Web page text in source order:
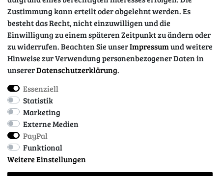
Impressum
Barrierefreiheitserklärung
Vertrag widerrufen
Zustimmung kann erteilt oder abgelehnt werden. Es
besteht das Recht, nicht einzuwilligen und die
Einwilligung zu einem späteren Zeitpunkt zu ändern oder
zu widerrufen. Beachten Sie unserImpressumund weitere
Hinweise zur Verwendung personenbezogener Daten in
unsererDaten­schutz­erklärung.
Essenziell
Statistik
Marketing
Externe Medien
PayPal
Funktional
Weitere Einstellungen